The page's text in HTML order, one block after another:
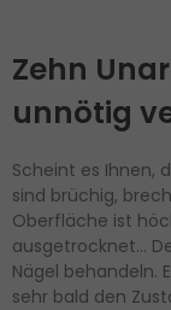
Zehn
unnötig
Scheint es Ihnen,
sind brüchig,
Oberfläche ist
ausgetrocknet…
Nägel behandeln.
sehr bald den